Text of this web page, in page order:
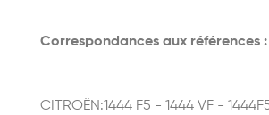
Correspondances aux références :
CITROËN:1444 F5 - 1444 VF -